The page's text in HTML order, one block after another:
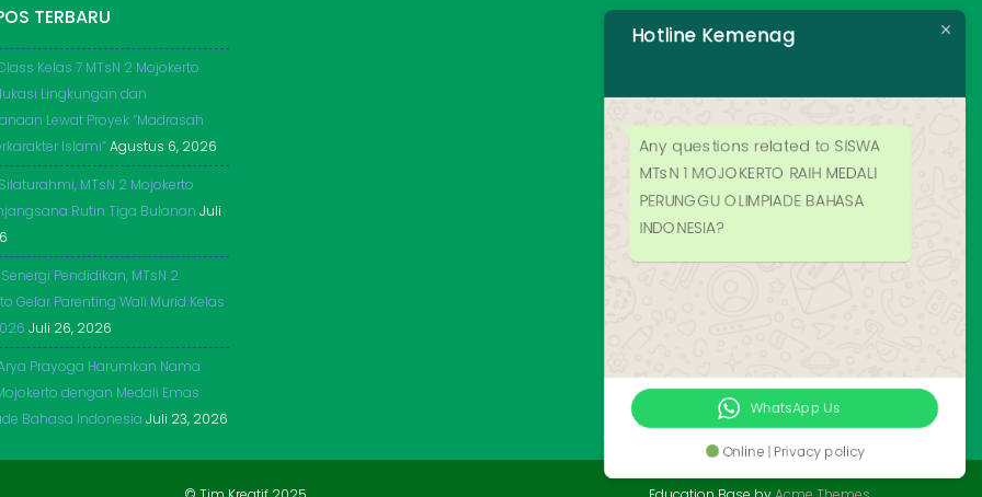
TERBARU
Kelas 7 MTsN 2 Mojokerto
Lingkungan dan
Lewat Proyek “Madrasah
Islami”Agustus 6, 2026
MTsN 2 Mojokerto
Rutin Tiga Bulanan Juli
Pendidikan, MTsN 2
Gelar Parenting Wali Murid Kelas
Juli 26, 2026
Prayoga Harumkan Nama
dengan Medali Emas
Bahasa Indonesia Juli 23, 2026
Hotline Kemenag
Any questions related to SISWA
MTsN 1 MOJOKERTO RAIH MEDALI
PERUNGGU OLIMPIADE BAHASA
INDONESIA?
WhatsApp Us
Online | Privacy policy